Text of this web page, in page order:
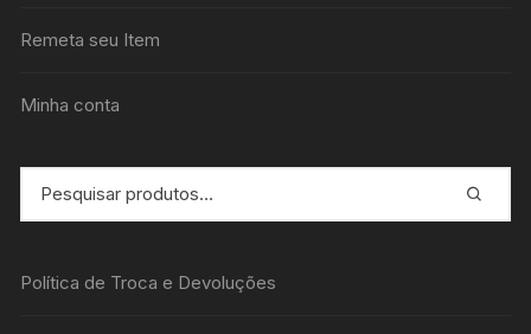
Remeta seu Item
Minha conta
Política de Troca e Devoluções